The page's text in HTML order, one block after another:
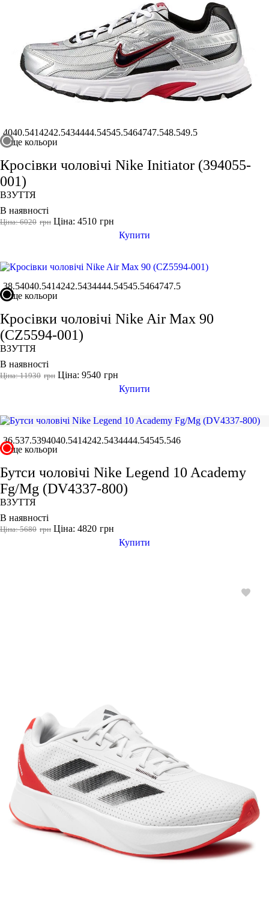
4040.5414242.5434444.54545.5464747.548.549.5
ще кольори
Кросівки чоловічі Nike Initiator (394055-
001)
ВЗУТТЯ
В наявності
грн
Ціна: 6020 грн
Ціна: 4510
Купити
38.54040.5414242.5434444.54545.5464747.5
ще кольори
Кросівки чоловічі Nike Air Max 90
(CZ5594-001)
ВЗУТТЯ
В наявності
грн
Ціна: 11930 грн
Ціна: 9540
Купити
36.537.5394040.5414242.5434444.54545.546
ще кольори
Бутси чоловічі Nike Legend 10 Academy
Fg/Mg (DV4337-800)
ВЗУТТЯ
В наявності
грн
Ціна: 5680 грн
Ціна: 4820
Купити